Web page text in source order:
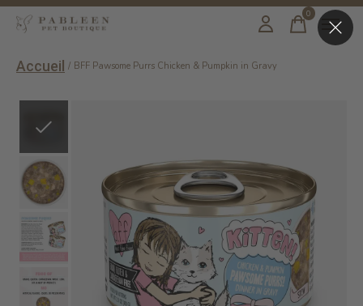
0items
Accueil / BFF Pawsome Purrs Chicken & Pumpkin in Gravy